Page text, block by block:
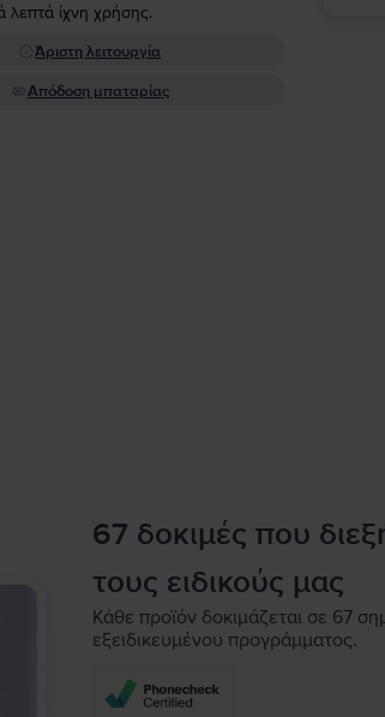
λεπτά ίχνη χρήσης.
Άριστη λειτουργία
Απόδοση μπαταρίας
67 δοκιμές που
τους ειδικούς μας
Κάθε προϊόν δοκιμάζεται σε 67
εξειδικευμένου προγράμματος.